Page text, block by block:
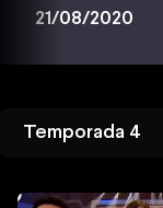
21/08/2020